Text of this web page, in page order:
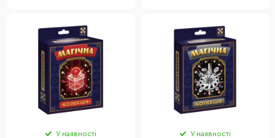
У наявності У наявності